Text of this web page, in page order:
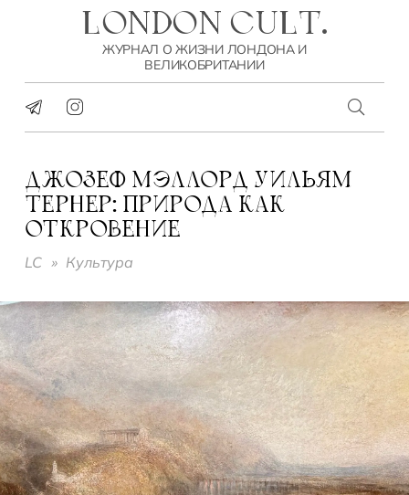
LONDON CULT.
ЖУРНАЛ О ЖИЗНИ ЛОНДОНА И
ВЕЛИКОБРИТАНИИ
ДЖОЗЕФ МЭЛЛОРД УИЛЬЯМ
ТЕРНЕР: ПРИРОДА КАК
ОТКРОВЕНИЕ
LC » Культура